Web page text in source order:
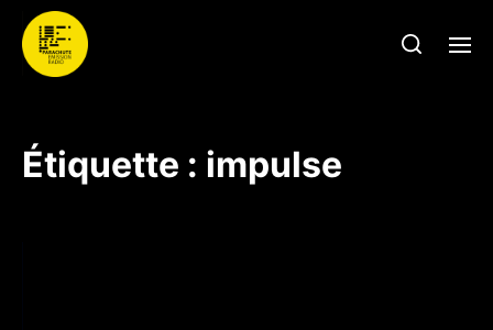
Étiquette : impulse